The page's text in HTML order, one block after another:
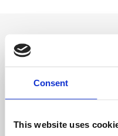
Consent
This website usesque